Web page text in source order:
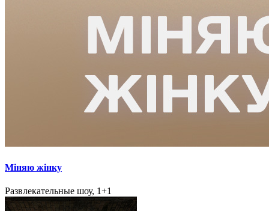
Міняю жінку
Развлекательные шоу, 1+1